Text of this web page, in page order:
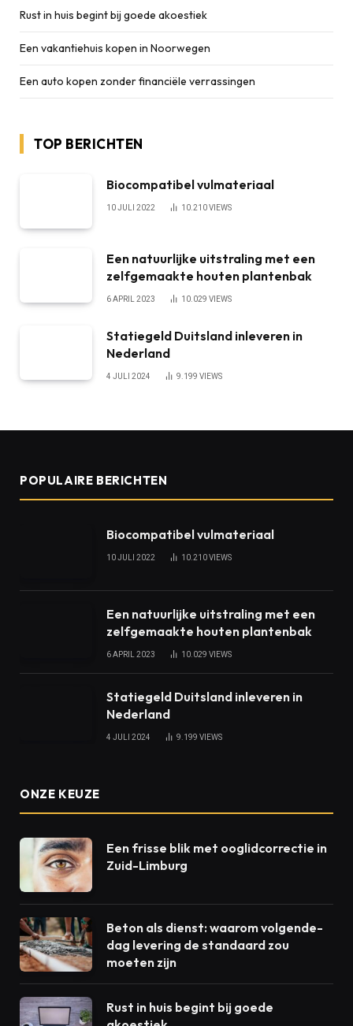
Rust in huis begint bij goede akoestiek
Een vakantiehuis kopen in Noorwegen
Een auto kopen zonder financiële verrassingen
TOP BERICHTEN
Biocompatibel vulmateriaal
10 JULI 2022 10.210VIEWS
Een natuurlijke uitstraling met een
zelfgemaakte houten plantenbak
6 APRIL 2023 10.029 VIEWS
Statiegeld Duitsland inleveren in
Nederland
4 JULI 2024 9.199 VIEWS
POPULAIRE BERICHTEN
Biocompatibel vulmateriaal
10 JULI 2022 10.210VIEWS
Een natuurlijke uitstraling met een
zelfgemaakte houten plantenbak
6 APRIL 2023 10.029 VIEWS
Statiegeld Duitsland inleveren in
Nederland
4 JULI 2024 9.199 VIEWS
ONZE KEUZE
Een frisse blik met ooglidcorrectie in
Zuid-Limburg
Beton als dienst: waarom volgende-
dag levering de standaard zou
moeten zijn
Rust in huis begint bij goede